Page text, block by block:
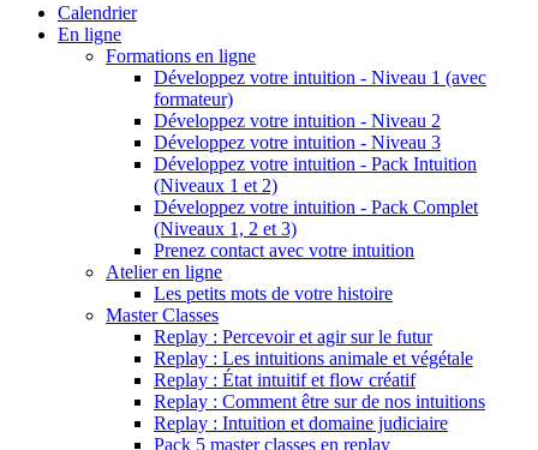
Calendrier
En ligne
Formations en ligne
Développez votre intuition - Niveau 1 (avec
formateur)
Développez votre intuition - Niveau 2
Développez votre intuition - Niveau 3
Développez votre intuition - Pack Intuition
(Niveaux 1 et 2)
Développez votre intuition - Pack Complet
(Niveaux 1, 2 et 3)
Prenez contact avec votre intuition
Atelier en ligne
Les petits mots de votre histoire
Master Classes
Replay : Percevoir et agir sur le futur
Replay : Les intuitions animale et végétale
Replay : État intuitif et flow créatif
Replay : Comment être sur de nos intuitions
Replay : Intuition et domaine judiciaire
Pack 5 master classes en replay